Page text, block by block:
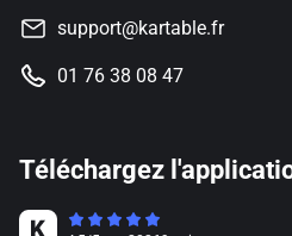
support@kartable.fr
01 76 38 08 47
Téléchargez